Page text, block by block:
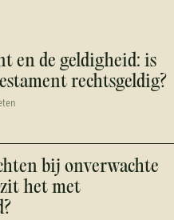
en de geldigheid: is
rechtsgeldig?
bij onverwachte
het met